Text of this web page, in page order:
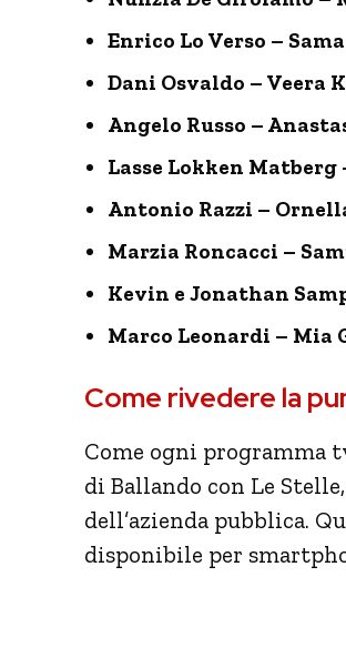
Enrico Lo Verso –
Dani Osvaldo – Veera
Angelo Russo –
Lasse Lokken Matberg
Antonio Razzi –
Marzia Roncacci –
Kevin e Jonathan
Marco Leonardi – Mia
Come rivedere la
Come ogni programma
di Ballando con Le
dell’azienda pubblica.
disponibile per